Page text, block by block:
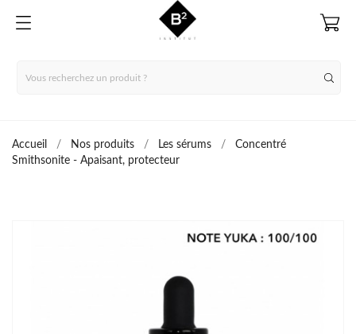
Accueil Nos produits Les sérums
Concentré
Smithsonite - Apaisant, protecteur